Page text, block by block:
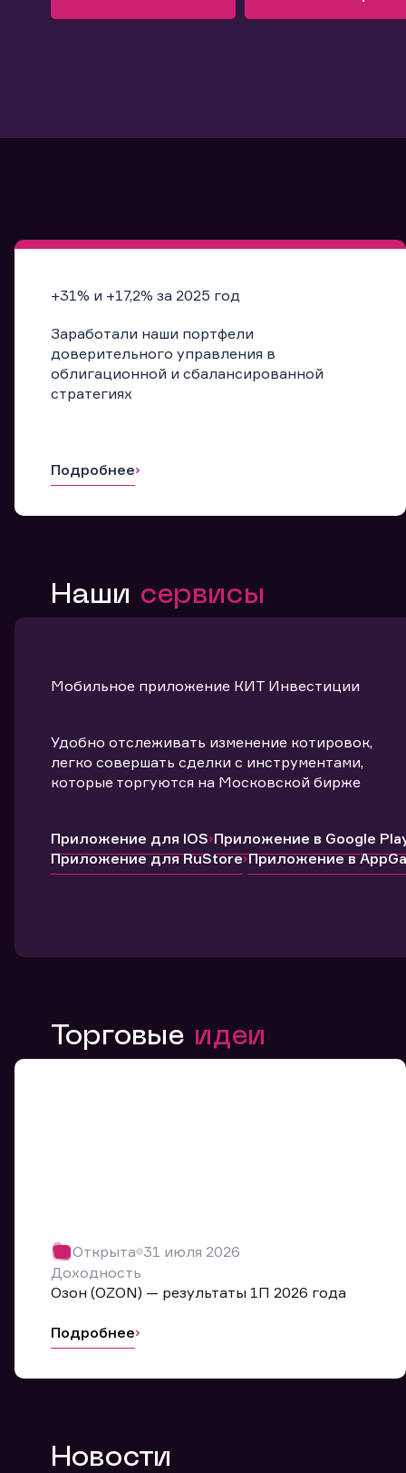
+31% и +17,2% за 2025 год
Заработали наши портфели
доверительного управления в
облигационной и сбалансированной
стратегиях
Подробнее
Наши сервисы
Мобильное приложение КИТ Инвестиции
Удобно отслеживать изменение котировок,
легко совершать сделки с инструментами,
которые торгуются на Московской бирже
Приложение для IOS Приложение в Google
Приложение для RuStore Приложение в
Торговые идеи
Открыта 31 июля 2026
Доходность
Озон (OZON) — результаты 1П 2026 года
Подробнее
Новости
Мы